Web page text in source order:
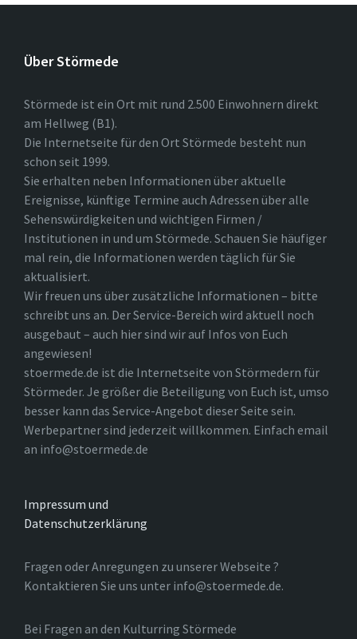
Über Störmede
Störmede ist ein Ort mit rund 2.500 Einwohnern direkt
am Hellweg (B1).
Die Internetseite für den Ort Störmede besteht nun
schon seit 1999.
Sie erhalten neben Informationen über aktuelle
Ereignisse, künftige Termine auch Adressen über alle
Sehenswürdigkeiten und wichtigen Firmen /
Institutionen in und um Störmede. Schauen Sie häufiger
mal rein, die Informationen werden täglich für Sie
aktualisiert.
Wir freuen uns über zusätzliche Informationen – bitte
schreibt uns an. Der Service-Bereich wird aktuell noch
ausgebaut – auch hier sind wir auf Infos von Euch
angewiesen!
stoermede.de ist die Internetseite von Störmedern für
Störmeder. Je größer die Beteiligung von Euch ist, umso
besser kann das Service-Angebot dieser Seite sein.
Werbepartner sind jederzeit willkommen. Einfach email
an info@stoermede.de
Impressum und
Datenschutzerklärung
Fragen oder Anregungen zu unserer Webseite ?
Kontaktieren Sie uns unter info@stoermede.de.
Bei Fragen an den Kulturring Störmede